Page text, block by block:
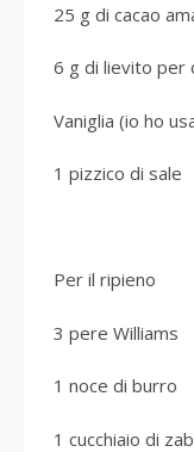
25 g di cacao
6 g di lievito per
Vaniglia (io ho
1 pizzico di sale
Per il ripieno
3 pere Williams
1 noce di burro
1 cucchiaio di